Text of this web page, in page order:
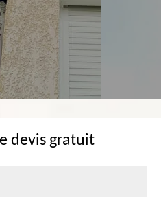
devis gratuit